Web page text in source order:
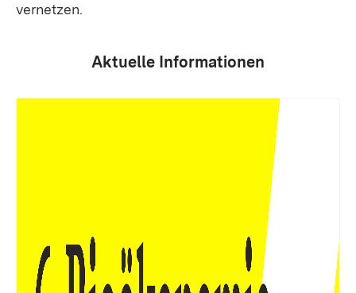
vernetzen.
Aktuelle Informationen